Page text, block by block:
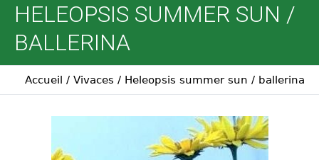
HELEOPSIS SUMMER SUN /
BALLERINA
Accueil / Vivaces / Heleopsis summer sun / ballerina